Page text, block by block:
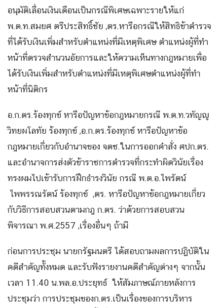
อนุมัติเลื่อนเงินเดือนเป็นกรณีพิเศษเฉพาะรายให้แก่
พ.ต.ท.สมยศ ตรีประสิทธิ์ชัย ,ตร.หารือกรณีให้สิทธิข้าตำรวจ
ที่ได้รับเงินเพิ่มสำหรับตำแหน่งที่มีเหตุพิเศษ ตำแหน่งผู้ที่ทำ
หน้าที่ตรวจสำนวนอัยการและให้ความเห็นทางกฎหมายเพื่อ
ได้รับเงินเพิ่มสำหรับตำแหน่งที่มีเหตุพิเศษตำแหน่งผู้ที่ทำ
หน้าที่นิติกร
อ.ก.ตร.ร้องทุกข์ หารือปัญหาข้อกฎหมายกรณี พ.ต.ท.วทัญญู
วิทยผโลทัย ร้องทุกข์ ,อ.ก.ตร.ร้องทุกข์ หารือปัญหาข้อ
กฎหมายเกี่ยวกับอำนาจของ จตช.ในการออกคำสั่ง ศปก.ตร.
และอำนาจการส่งตัวข้าราชการตำรวจที่กระทำผิดวินัยเรื่อง
ทรงผมไปเข้ารับการฝึกธำรงวินัย กรณี พ.ต.อ.ไพรัตน์
ไพพรรณรัตน์ ร้องทุกข์ ,ตร. หารือปัญหาข้อกฎหมายเกี่ยว
กับวิธีการสอบสวนตามกฎ ก.ตร. ว่าด้วยการสอบสวน
พิจารณา พ.ศ.2557 ,เรื่องอื่นๆ ถ้ามี
ก่อนการประชุม นายกรัฐมนตรี ได้สอบถามผลการปฏิบัติใน
คดีสำคัญทั้งหมด และรับฟังรายงานคดีสำคัญต่างๆ จากนั้น
เวลา 11.40 น.พล.อ.ประยุทธ์ ให้สัมภาษณ์ภายหลังการ
ประชุมว่า การประชุมของก.ตร.เป็นเรื่องของการบริหาร